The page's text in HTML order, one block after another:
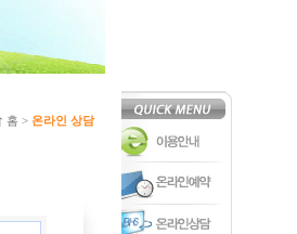
홈 > 온라인 상담